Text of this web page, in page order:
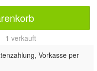
1 verkauft
Vorkasse per